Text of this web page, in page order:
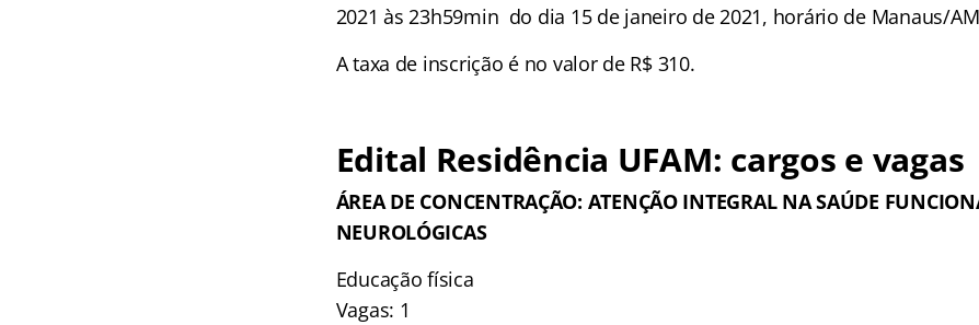
2021 às 23h59min do dia 15 de janeiro de 2021, horário de Manaus/
A taxa de inscrição é no valor de R$ 310.
Edital Residência UFAM: cargos e vagas
ÁREA DE CONCENTRAÇÃO: ATENÇÃO INTEGRAL NA SAÚDE
NEUROLÓGICAS
Educação física
Vagas: 1